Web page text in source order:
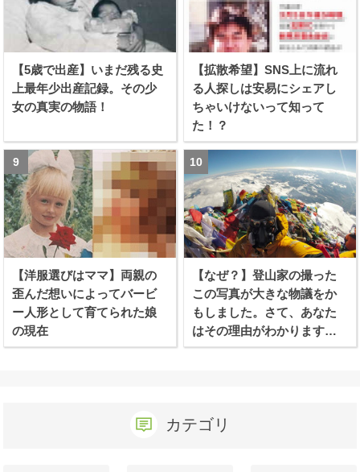
【5歳で出産】いまだ残る史
上最年少出産記録。その少
女の真実の物語！
【拡散希望】SNS上に流れ
る人探しは安易にシェアし
ちゃいけないって知って
た！？
【洋服選びはママ】両親の
歪んだ想いによってバービ
ー人形として育てられた娘
の現在
【なぜ？】登山家の撮った
この写真が大きな物議をか
もしました。さて、あなた
はその理由がわかります
か？
カテゴリ